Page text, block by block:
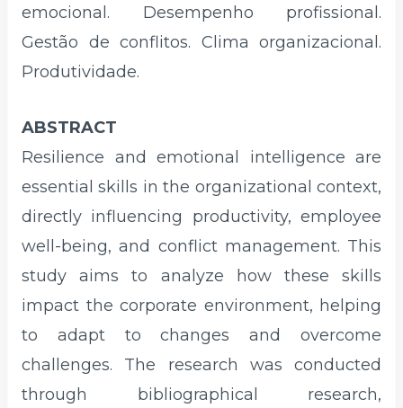
emocional. Desempenho profissional.
Gestão de conflitos. Clima organizacional.
Produtividade.
ABSTRACT
Resilience and emotional intelligence are
essential skills in the organizational context,
directly influencing productivity, employee
well-being, and conflict management. This
study aims to analyze how these skills
impact the corporate environment, helping
to adapt to changes and overcome
challenges. The research was conducted
through bibliographical research,